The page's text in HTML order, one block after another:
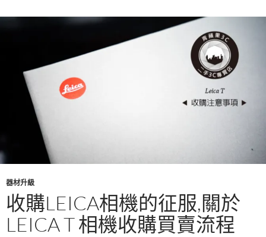
器材升級
收購LEICA相機的征服,關於
LEICA T 相機收購買賣流程